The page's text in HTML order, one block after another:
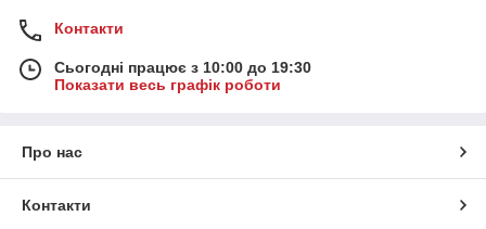
Контакти
Сьогодні працює з 10:00 до 19:30
Показати весь графік роботи
Про нас
Контакти